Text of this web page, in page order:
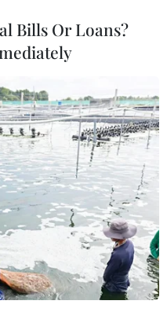
Hưng (Vietnam+)
Bills Or Loans?